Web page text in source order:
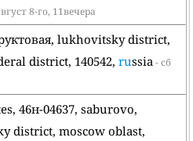
8-го, 11вечера
lukhovitsky district,
district, 140542, russia- сб
46н-04637, saburovo,
district, moscow oblast,